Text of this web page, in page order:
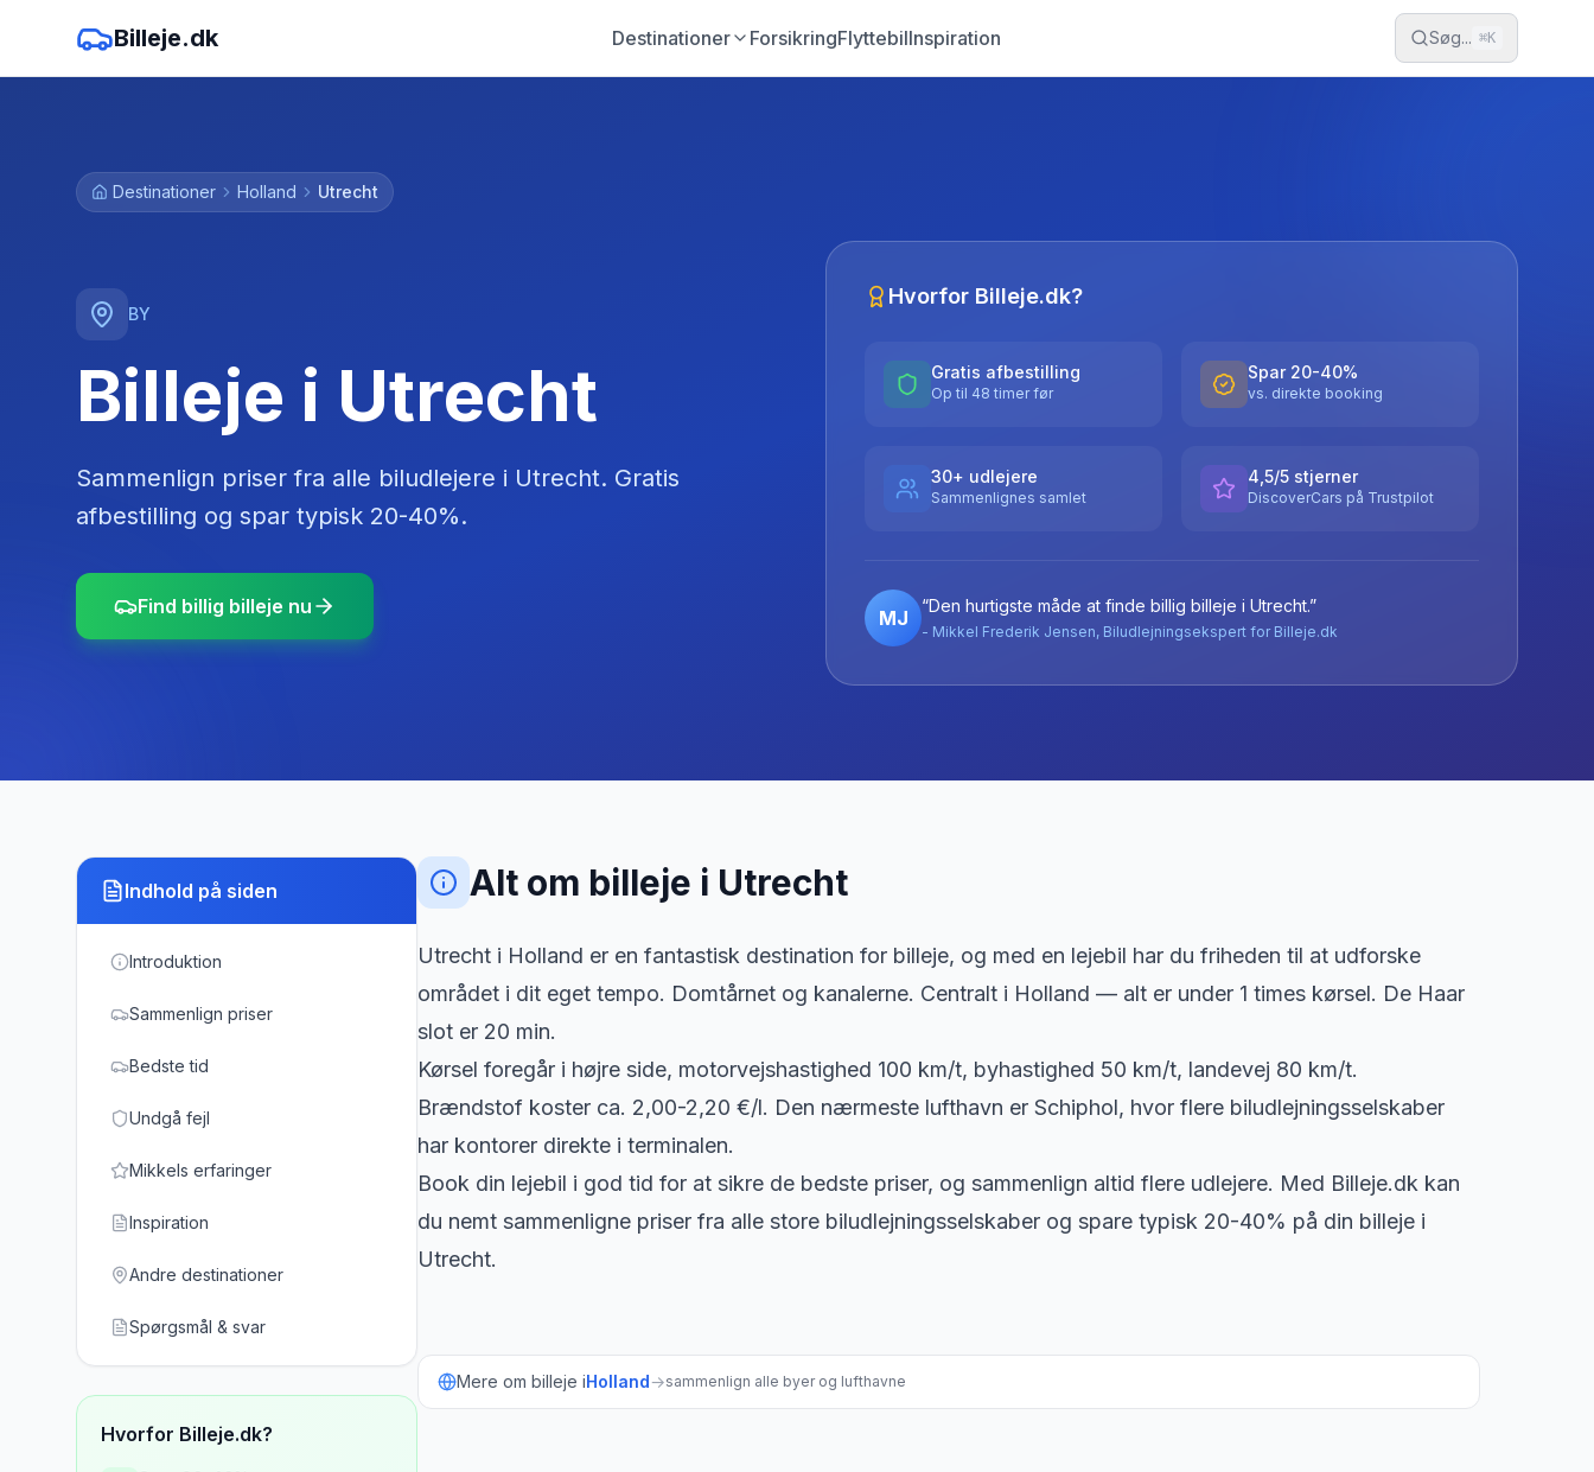
Billeje.dk Destinationer ForsikringFlyttebilInspiration Søg... ⌘K
Destinationer Holland Utrecht
BY
Billeje i Utrecht
Sammenlign priser fra alle biludlejere i Utrecht. Gratis
afbestilling og spar typisk 20-40%.
Find billig billeje nu
Hvorfor Billeje.dk?
Gratis afbestilling
Op til 48 timer før
Spar 20-40%
vs. direkte booking
30+ udlejere
Sammenlignes samlet
4,5/5 stjerner
DiscoverCars på Trustpilot
MJ
“Den hurtigste måde at finde billig billeje i Utrecht.”
- Mikkel Frederik Jensen, Biludlejningsekspert for Billeje.dk
Indhold på siden
Introduktion
Sammenlign priser
Bedste tid
Undgå fejl
Mikkels erfaringer
Inspiration
Andre destinationer
Spørgsmål & svar
Hvorfor Billeje.dk?
Alt om billeje i Utrecht
Utrecht i Holland er en fantastisk destination for billeje, og med en lejebil har du friheden til at udforske
området i dit eget tempo. Domtårnet og kanalerne. Centralt i Holland — alt er under 1 times kørsel. De Haar
slot er 20 min.
Kørsel foregår i højre side, motorvejshastighed 100 km/t, byhastighed 50 km/t, landevej 80 km/t.
Brændstof koster ca. 2,00-2,20 €/l. Den nærmeste lufthavn er Schiphol, hvor flere biludlejningsselskaber
har kontorer direkte i terminalen.
Book din lejebil i god tid for at sikre de bedste priser, og sammenlign altid flere udlejere. Med Billeje.dk kan
du nemt sammenligne priser fra alle store biludlejningsselskaber og spare typisk 20-40% på din billeje i
Utrecht.
Mere om billeje iHolland→sammenlign alle byer og lufthavne